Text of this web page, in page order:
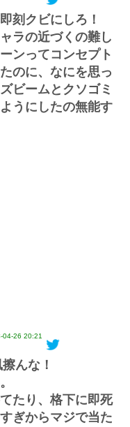
刻クビにしろ！
ラの近づくの難し
ンってコンセプト
のに、なにを思っ
ビームとクソゴミ
うにしたの無能す
04-26 20:21
んな！
たり、格下に即死
ぎからマジで当た